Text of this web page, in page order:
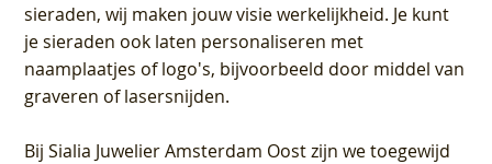
sieraden, wij maken jouw visie werkelijkheid. Je kunt
je sieraden ook laten personaliseren met
naamplaatjes of logo's, bijvoorbeeld door middel van
graveren of lasersnijden.
BijSialia Juwelier Amsterdam Oostzijn we toegewijd